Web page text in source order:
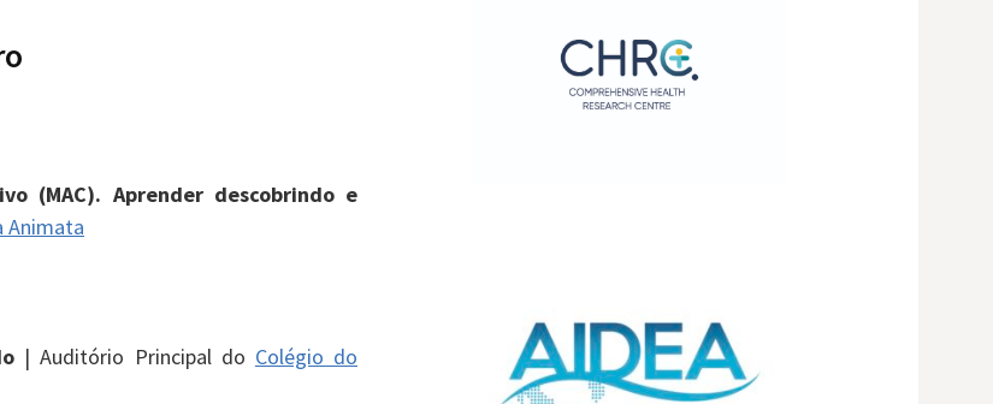
(MAC). Aprender descobrindo e
Animata
| Auditório Principal do Colégio do